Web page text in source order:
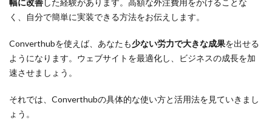
幅に改善した経験があります。高額な外注費用をかけることな
く、自分で簡単に実装できる方法をお伝えします。
Converthubを使えば、あなたも少ない労力で大きな成果を出せる
ようになります。ウェブサイトを最適化し、ビジネスの成長を加
速させましょう。
それでは、Converthubの具体的な使い方と活用法を見ていきまし
ょう。